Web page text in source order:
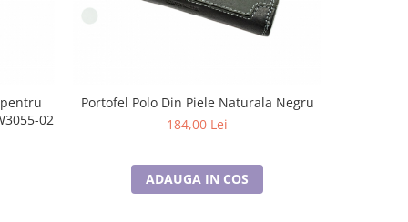
02
Portofel Polo Din Piele Naturala Negru
184,00 Lei
ADAUGA IN COS